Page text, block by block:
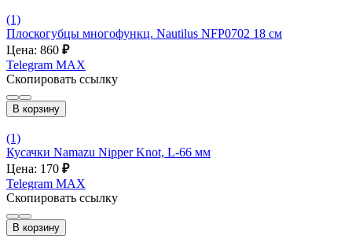
(1)
Плоскогубцы многофункц. Nautilus NFP0702 18 см
Цена: 860 ₽
Telegram MAX
Скопировать ссылку
В корзину
(1)
Кусачки Namazu Nipper Knot, L-66 мм
Цена: 170 ₽
Telegram MAX
Скопировать ссылку
В корзину